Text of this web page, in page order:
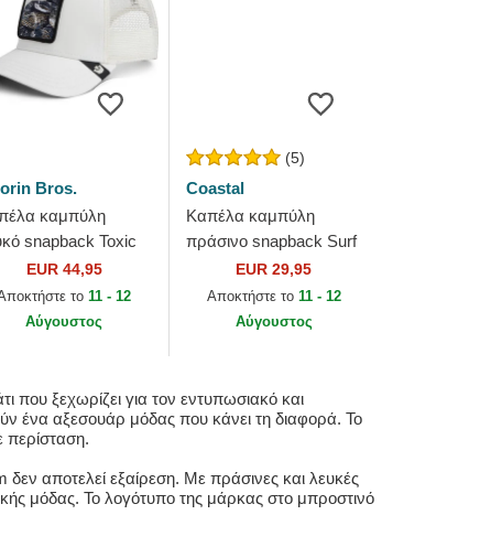
Bros.
καμπύλη
snapback Toxic
Farm Goorin Bros.
EUR 44,95
το11 - 12
Αύγουστος
(5)
Coastal
Καπέλα καμπύλη
πράσινο snapback Surf
& Smile HFT από
Coastal
EUR 29,95
Αποκτήστε το 11 - 12
Αύγουστος
ξεχωρίζει για τον εντυπωσιακό και
ένα αξεσουάρ μόδας που κάνει τη διαφορά. Το
περίσταση.
αποτελεί εξαίρεση. Με πράσινες και λευκές
μόδας. Το λογότυπο της μάρκας στο μπροστινό